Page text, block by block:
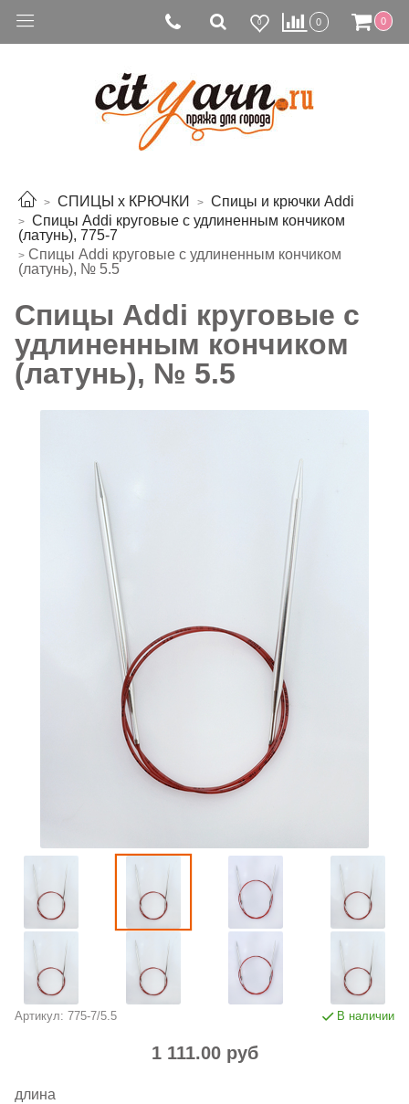
0 0 0
СПИЦЫ х КРЮЧКИ
Спицы и крючки Addi
Спицы Addi круговые с удлиненным кончиком
(латунь), 775-7
Спицы Addi круговые с удлиненным кончиком
(латунь), № 5.5
Спицы Addi круговые с
удлиненным кончиком
(латунь), № 5.5
Артикул: 775-7/5.5 В наличии
1 111.00 руб
длина